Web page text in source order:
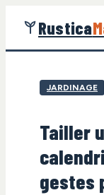
Rustica
Jardinage
Maison
Écologie
JARDINAGE
Tailler
gestes